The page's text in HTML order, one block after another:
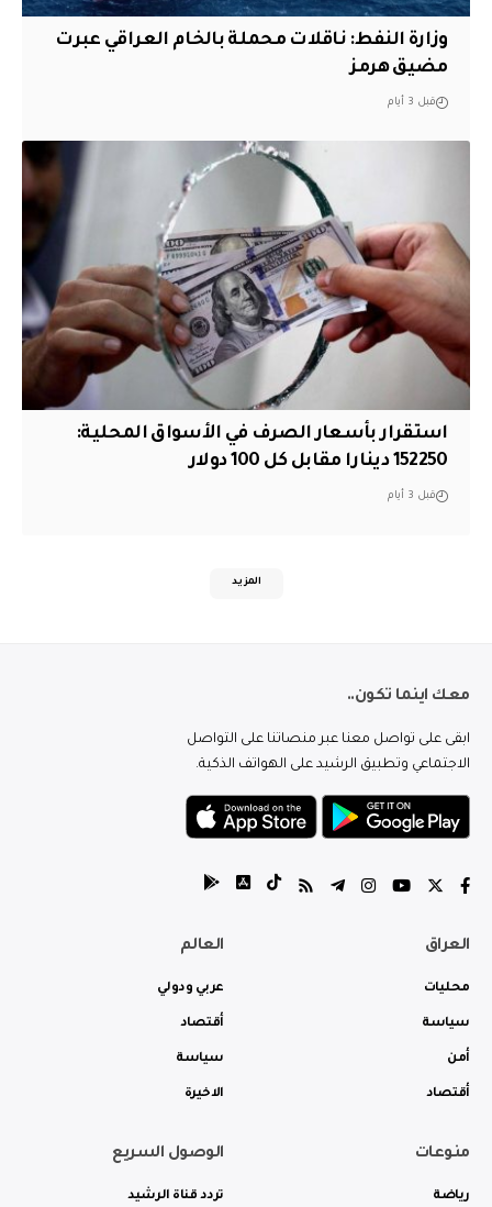
وزارة النفط: ناقلات محملة بالخام العراقي عبرت
مضيق هرمز
قبل 3 أيام
استقرار بأسعار الصرف في الأسواق المحلية:
152250 دينارا مقابل كل 100 دولار
قبل 3 أيام
المزيد
معك اينما تكون..
ابقى على تواصل معنا عبر منصاتنا على التواصل
الاجتماعي وتطبيق الرشيد على الهواتف الذكية.
العراق
محليات
سياسة
أمن
أقتصاد
العالم
عربي ودولي
أقتصاد
سياسة
الاخيرة
منوعات
رياضة
الوصول السريع
تردد قناة الرشيد